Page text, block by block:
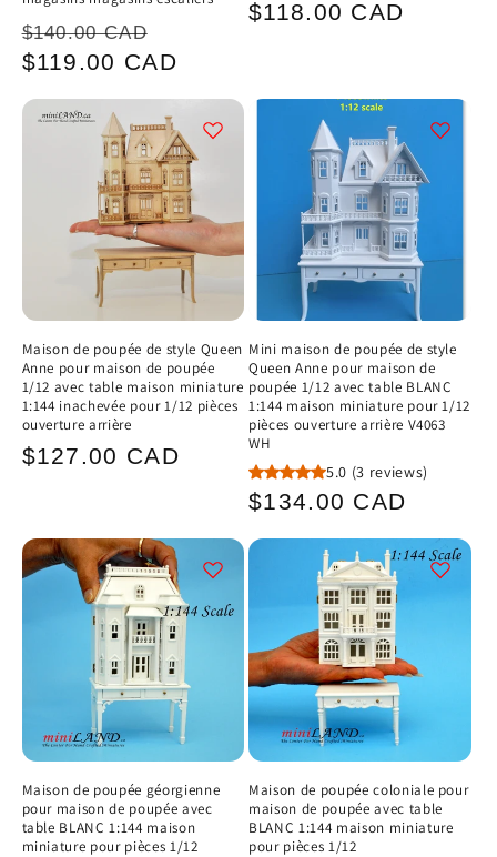
Prix
habituel
$140.00 CAD
promotionnel
$119.00 CAD
Prix
$118.00 CAD
Maison de poupée de style Queen
Anne pour maison de poupée
1/12 avec table maison miniature
1:144 inachevée pour 1/12 pièces
ouverture arrière
Prix
$127.00 CAD
Mini maison de poupée de style
Queen Anne pour maison de
poupée 1/12 avec table BLANC
1:144 maison miniature pour 1/12
pièces ouverture arrière V4063
WH
5.0 (3 reviews)
Prix
$134.00 CAD
Maison de poupée géorgienne
pour maison de poupée avec
table BLANC 1:144 maison
miniature pour pièces 1/12
Maison de poupée coloniale pour
maison de poupée avec table
BLANC 1:144 maison miniature
pour pièces 1/12